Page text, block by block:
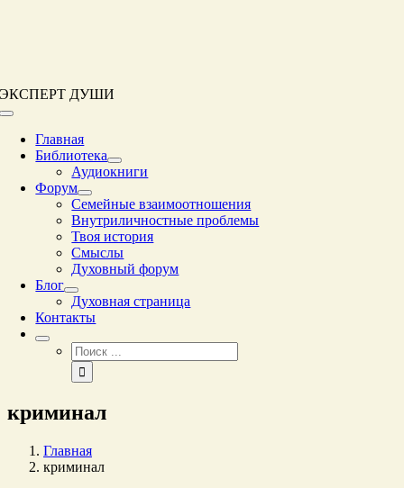
ЭКСПЕРТ ДУШИ
Переключение
навигацииГлавная
Библиотека
Аудиокниги
Форум
Семейные взаимоотношения
Внутриличностные проблемы
Твоя история
Смыслы
Духовный форум
Блог
Духовная страница
Контакты
Результат
поиска:
криминал
Главная
криминал